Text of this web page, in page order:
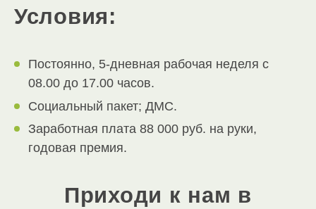
Условия:
Постоянно, 5-дневная рабочая неделя с
08.00 до 17.00 часов.
Социальный пакет; ДМС.
Заработная плата 88 000 руб. на руки,
годовая премия.
Приходи к нам в